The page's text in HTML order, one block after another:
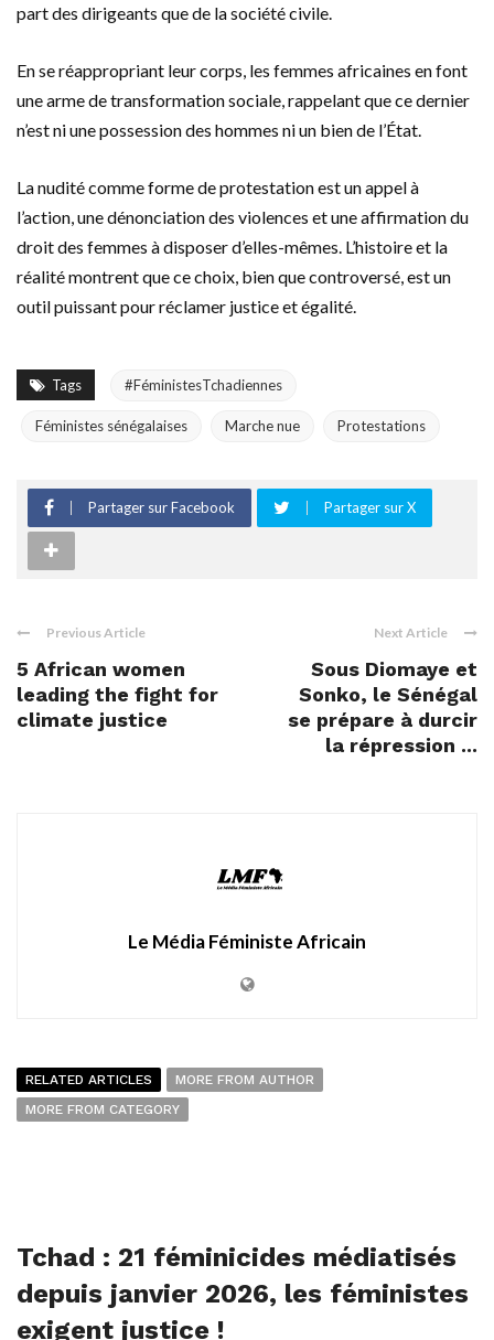
part des dirigeants que de la société civile.
En se réappropriant leur corps, les femmes africaines en font
une arme de transformation sociale, rappelant que ce dernier
n’est ni une possession des hommes ni un bien de l’État.
La nudité comme forme de protestation est un appel à
l’action, une dénonciation des violences et une affirmation du
droit des femmes à disposer d’elles-mêmes. L’histoire et la
réalité montrent que ce choix, bien que controversé, est un
outil puissant pour réclamer justice et égalité.
Tags #FéministesTchadiennes
Féministes sénégalaises Marche nue Protestations
Partager sur Facebook Partager sur X
Previous Article
5 African women
leading the fight for
climate justice
Next Article
Sous Diomaye et
Sonko, le Sénégal
se prépare à durcir
la répression ...
Le Média Féministe Africain
RELATED ARTICLES
MORE FROM AUTHOR
MORE FROM CATEGORY
Tchad : 21 féminicides médiatisés
depuis janvier 2026, les féministes
exigent justice !